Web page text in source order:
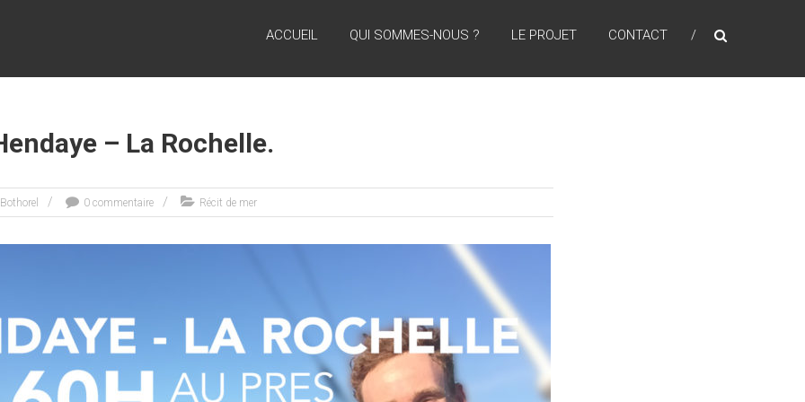
ACCUEIL QUI SOMMES-NOUS ? LE PROJET CONTACT
– La Rochelle.
0 commentaire Récit de mer